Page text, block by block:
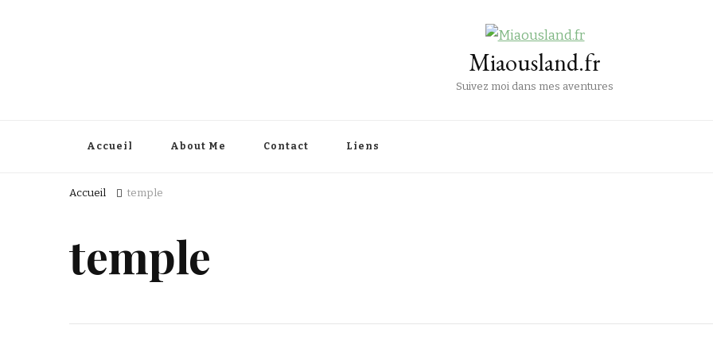
Miaousland.fr
Suivez moi dans mes aventures
Accueil About Me Contact Liens
Accueil temple
temple